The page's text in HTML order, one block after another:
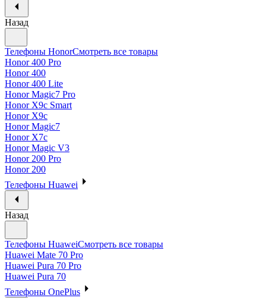
Назад
Телефоны HonorСмотреть все товары
Honor 400 Pro
Honor 400
Honor 400 Lite
Honor Magic7 Pro
Honor X9c Smart
Honor X9c
Honor Magic7
Honor X7c
Honor Magic V3
Honor 200 Pro
Honor 200
Телефоны Huawei
Назад
Телефоны HuaweiСмотреть все товары
Huawei Mate 70 Pro
Huawei Pura 70 Pro
Huawei Pura 70
Телефоны OnePlus